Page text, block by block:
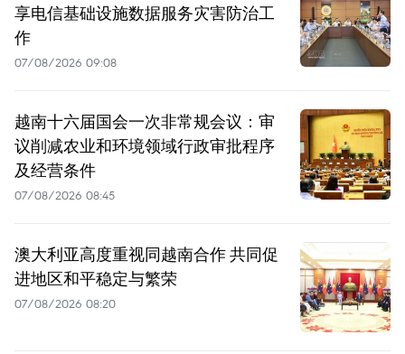
享电信基础设施数据服务灾害防治工
作
07/08/2026 09:08
越南十六届国会一次非常规会议：审
议削减农业和环境领域行政审批程序
及经营条件
07/08/2026 08:45
澳大利亚高度重视同越南合作 共同促
进地区和平稳定与繁荣
07/08/2026 08:20